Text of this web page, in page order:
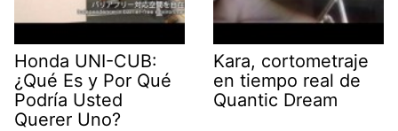
Honda UNI-CUB:
¿Qué Es y Por Qué
Podría Usted
Querer Uno?
Kara, cortometraje
en tiempo real de
Quantic Dream